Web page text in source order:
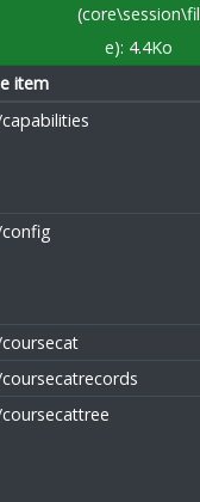
(core\session\fil
e): 4.4Ko
item